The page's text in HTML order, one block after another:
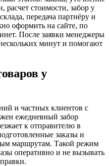
стоимости, забор у
передача партнёру и
оформить на сайте, по
После заявки менеджеры
минут и помогают
у
и частных клиентов с
ежедневный забор
к отправителю в
заказы и
маршрутам. Такой режим
оперативно и не вызывать